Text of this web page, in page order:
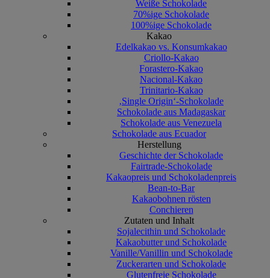
Weiße Schokolade
70%ige Schokolade
100%ige Schokolade
Kakao
Edelkakao vs. Konsumkakao
Criollo-Kakao
Forastero-Kakao
Nacional-Kakao
Trinitario-Kakao
‚Single Origin‘-Schokolade
Schokolade aus Madagaskar
Schokolade aus Venezuela
Schokolade aus Ecuador
Herstellung
Geschichte der Schokolade
Fairtrade-Schokolade
Kakaopreis und Schokoladenpreis
Bean-to-Bar
Kakaobohnen rösten
Conchieren
Zutaten und Inhalt
Sojalecithin und Schokolade
Kakaobutter und Schokolade
Vanille/Vanillin und Schokolade
Zuckerarten und Schokolade
Glutenfreie Schokolade